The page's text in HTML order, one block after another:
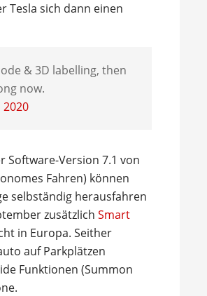
Tesla sich dann einen
& 3D labelling, then
now.
2020
Software-Version 7.1 von
Fahren) können
selbständig herausfahren
zusätzlich Smart
in Europa. Seither
auf Parkplätzen
Funktionen (Summon